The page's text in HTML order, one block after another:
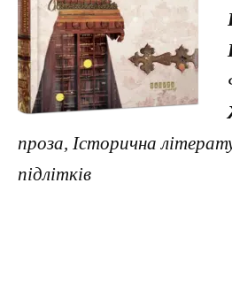
проза, Історична
підлітків